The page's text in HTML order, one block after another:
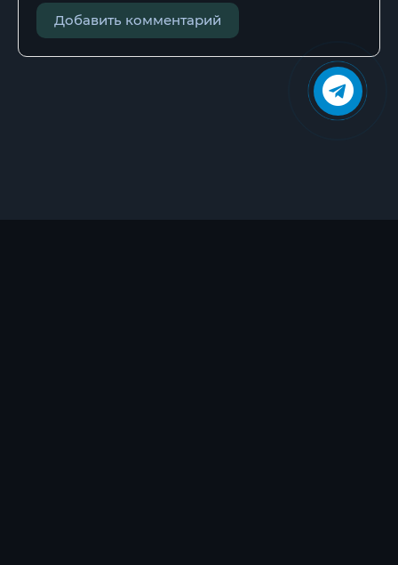
Добавить комментарий